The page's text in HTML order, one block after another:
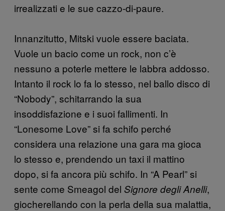
irrealizzati e le sue cazzo-di-paure.
Innanzitutto, Mitski vuole essere baciata.
Vuole un bacio come un rock, non c’è
nessuno a poterle mettere le labbra addosso.
Intanto il rock lo fa lo stesso, nel ballo disco di
“Nobody”, schitarrando la sua
insoddisfazione e i suoi fallimenti. In
“Lonesome Love” si fa schifo perché
considera una relazione una gara ma gioca
lo stesso e, prendendo un taxi il mattino
dopo, si fa ancora più schifo. In “A Pearl” si
sente come Smeagol del Signore degli Anelli,
giocherellando con la perla della sua malattia,